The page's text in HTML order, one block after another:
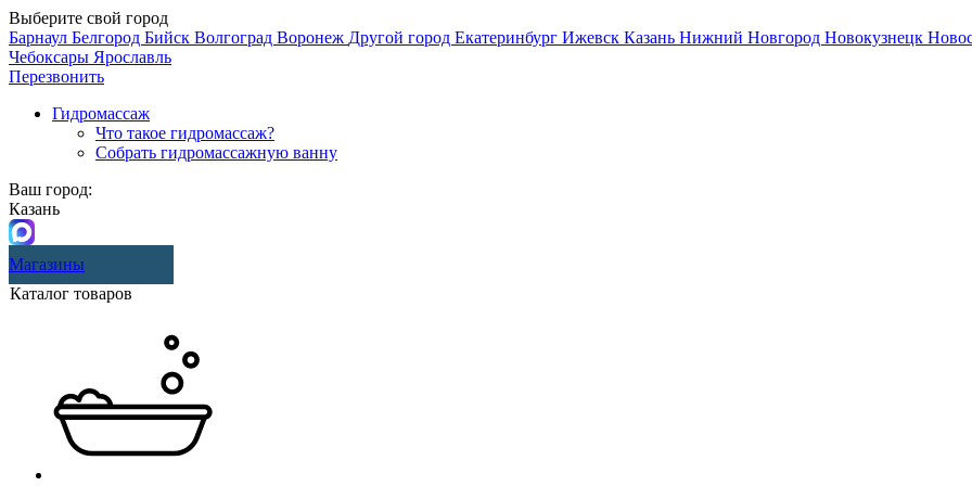
Выберите свой город
Барнаул Белгород Бийск Волгоград Воронеж Другой город Екатеринбург Ижевск Казань Нижний Новгород Новокузнецк
Чебоксары Ярославль
Перезвонить
Гидромассаж
Что такое гидромассаж?
Собрать гидромассажную ванну
Ваш город:
Казань
Магазины
Каталог товаров